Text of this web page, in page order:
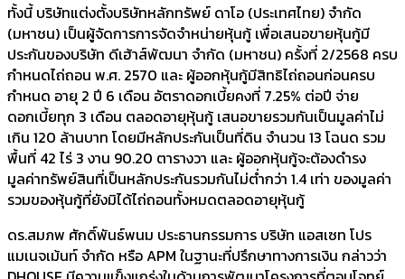
ทั้งนี้ บริษัทแต่งตั้งบริษัทหลักทรัพย์ ดาโอ (ประเทศไทย) จำกัด
(มหาชน) เป็นผู้จัดการการจัดจำหน่ายหุ้นกู้ เพื่อเสนอขายหุ้นกู้มี
ประกันของบริษัท ดีเฮ้าส์พัฒนา จำกัด (มหาชน) ครั้งที่ 2/2568 ครบ
กำหนดไถ่ถอน พ.ศ. 2570 และ ผู้ออกหุ้นกู้มีสิทธิไถ่ถอนก่อนครบ
กำหนด อายุ 2 ปี 6 เดือน อัตราดอกเบี้ยคงที่ 7.25% ต่อปี จ่าย
ดอกเบี้ยทุก 3 เดือน ตลอดอายุหุ้นกู้ เสนอขายรวมกันเป็นมูลค่าไม่
เกิน 120 ล้านบาท โดยมีหลักประกันเป็นที่ดิน จำนวน 13 โฉนด รวม
พื้นที่ 42 ไร่ 3 งาน 90.20 ตารางวา และ ผู้ออกหุ้นกู้จะต้องดำรง
มูลค่าทรัพย์สินที่เป็นหลักประกันรวมกันไม่ต่ำกว่า 1.4 เท่า ของมูลค่า
รวมของหุ้นกู้ที่ยังมิได้ไถ่ถอนทั้งหมดตลอดอายุหุ้นกู้
ดร.สมภพ ศักดิ์พันธ์พนม ประธานกรรมการ บริษัท แอสเซท โปร
แมเนจเม้นท์ จำกัด หรือ APM ในฐานะที่ปรึกษาทางการเงิน กล่าวว่า